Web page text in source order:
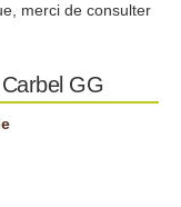
merci de consulter
GG